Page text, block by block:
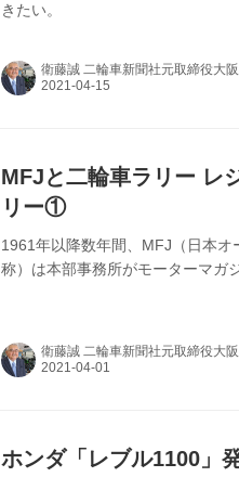
きたい。
衛藤誠 二輪車新聞社元取締役大
MFJと二輪車ラリー レ
リー①
1961年以降数年間、MFJ（日本
称）は本部事務所がモーターマガ
衛藤誠 二輪車新聞社元取締役大
ホンダ「レブル1100」